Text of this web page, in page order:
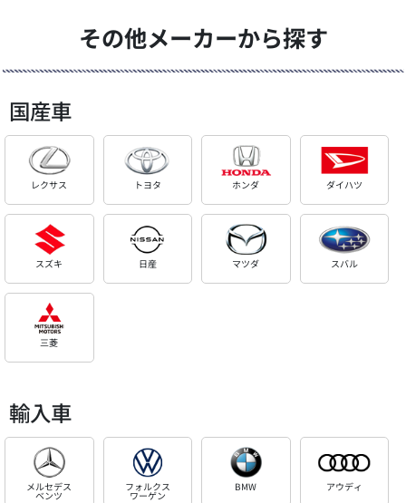
その他メーカーから探す
国産車
レクサス トヨタ ホンダ ダイハツ
スズキ 日産 マツダ スバル
三菱
輸入車
メルセデス
ベンツ
フォルクス
ワーゲン
BMW アウディ